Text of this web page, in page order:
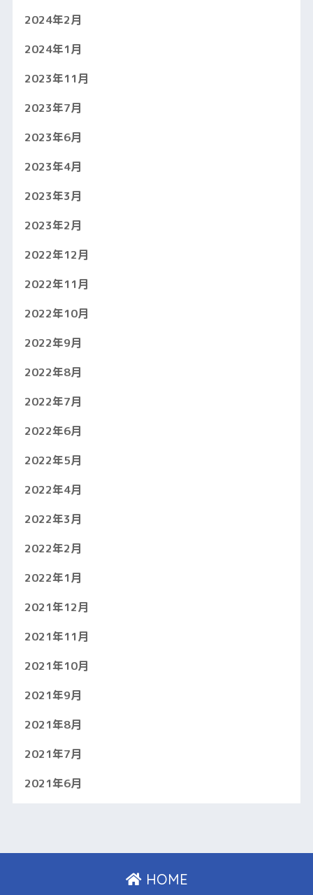
2024年2月
2024年1月
2023年11月
2023年7月
2023年6月
2023年4月
2023年3月
2023年2月
2022年12月
2022年11月
2022年10月
2022年9月
2022年8月
2022年7月
2022年6月
2022年5月
2022年4月
2022年3月
2022年2月
2022年1月
2021年12月
2021年11月
2021年10月
2021年9月
2021年8月
2021年7月
2021年6月
HOME